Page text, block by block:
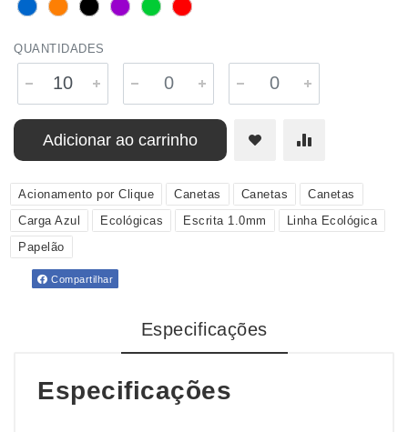
QUANTIDADES
Adicionar ao carrinho
Acionamento por Clique Canetas Canetas
Canetas
Carga Azul
Ecológicas Escrita 1.0mm
Linha Ecológica
Papelão
Compartilhar
Especificações
Especificações